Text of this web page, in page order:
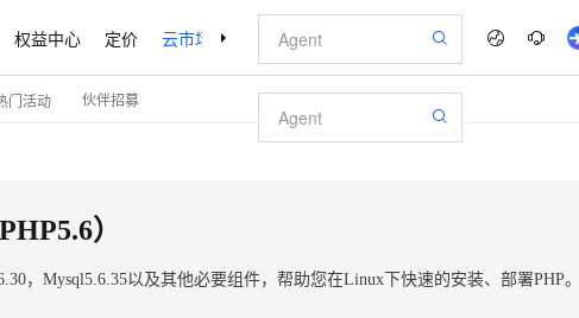
权益中心 定价 云市场 合作伙伴 了解阿里云
门活动 伙伴招募
）
，Mysql5.6.35以及其他必要组件，帮助您在Linux下快速的安装、部署PHP。